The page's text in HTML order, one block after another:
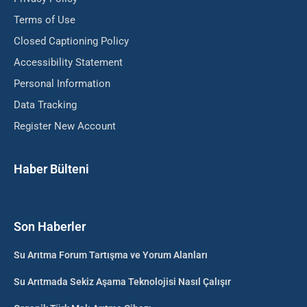
Terms of Use
Closed Captioning Policy
Accessibility Statement
Personal Information
Data Tracking
Register New Account
Haber Bülteni
Son Haberler
Su Arıtma Forum Tartışma ve Yorum Alanları
Su Arıtmada Sekiz Aşama Teknolojisi Nasıl Çalışır